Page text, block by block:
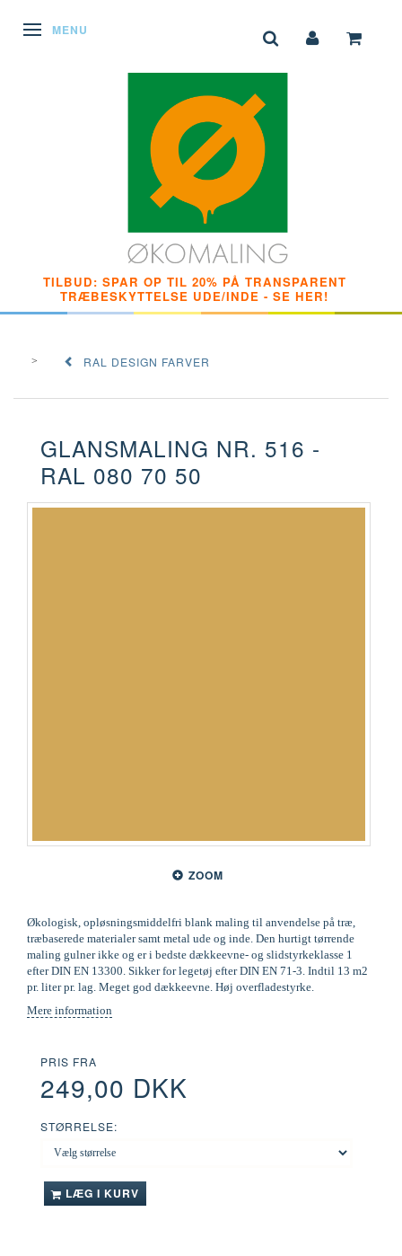
SKIFTE NAVIGATION
MENU
TILBUD: SPAR OP TIL 20% PÅ TRANSPARENT
TRÆBESKYTTELSE UDE/INDE - SE HER!
RAL DESIGN FARVER
GLANSMALING NR. 516 -
RAL 080 70 50
ZOOM
Økologisk, opløsningsmiddelfri blank maling til anvendelse på træ,
træbaserede materialer samt metal ude og inde. Den hurtigt tørrende
maling gulner ikke og er i bedste dækkeevne- og slidstyrkeklasse 1
efter DIN EN 13300. Sikker for legetøj efter DIN EN 71-3. Indtil 13 m2
pr. liter pr. lag. Meget god dækkeevne. Høj overfladestyrke.
Mere information
PRIS FRA
249,00 DKK
STØRRELSE:
LÆG I KURV